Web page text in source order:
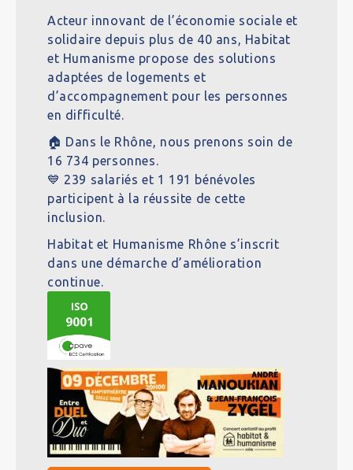
Acteur innovant de l’économie sociale et
solidaire depuis plus de 40 ans, Habitat
et Humanisme propose des solutions
adaptées de logements et
d’accompagnement pour les personnes
en difficulté.
🏠 Dans le Rhône, nous prenons soin de
16 734 personnes.
💙 239 salariés et 1 191 bénévoles
participent à la réussite de cette
inclusion.
Habitat et Humanisme Rhône s’inscrit
dans une démarche d’amélioration
continue.